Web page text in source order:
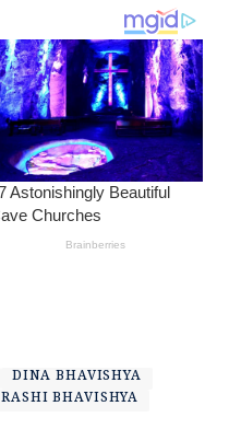
DINA BHAVISHYA
RASHI BHAVISHYA